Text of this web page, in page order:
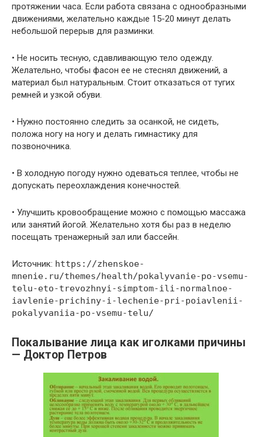
протяжении часа. Если работа связана с однообразными
движениями, желательно каждые 15-20 минут делать
небольшой перерыв для разминки.
• Не носить тесную, сдавливающую тело одежду.
Желательно, чтобы фасон ее не стеснял движений, а
материал был натуральным. Стоит отказаться от тугих
ремней и узкой обуви.
• Нужно постоянно следить за осанкой, не сидеть,
положа ногу на ногу и делать гимнастику для
позвоночника.
• В холодную погоду нужно одеваться теплее, чтобы не
допускать переохлаждения конечностей.
• Улучшить кровообращение можно с помощью массажа
или занятий йогой. Желательно хотя бы раз в неделю
посещать тренажерный зал или бассейн.
Источник: https://zhenskoe-
mnenie.ru/themes/health/pokalyvanie-po-vsemu-
telu-eto-trevozhnyi-simptom-ili-normalnoe-
iavlenie-prichiny-i-lechenie-pri-poiavlenii-
pokalyvaniia-po-vsemu-telu/
Покалывание лица как иголками причины
— Доктор Петров